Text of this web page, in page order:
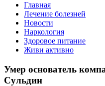
Главная
Лечение болезней
Новости
Наркология
Здоровое питание
Живи активно
Умер основатель
Сульдин